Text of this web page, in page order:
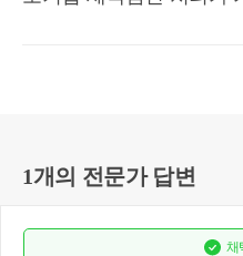
1개의 전문가 답변
채